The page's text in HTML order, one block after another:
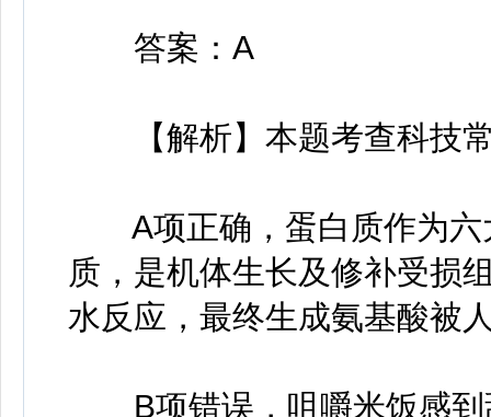
答案：A
【解析】本题考查科技
A项正确，蛋白质作为六
质，是机体生长及修补受损
水反应，最终生成氨基酸被
B项错误，咀嚼米饭感到